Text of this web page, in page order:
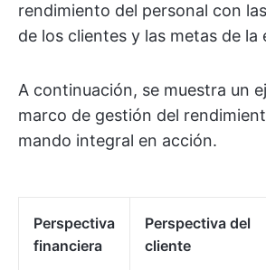
rendimiento del personal con
de los clientes y las metas de la
A continuación, se muestra un
marco de gestión del
mando integral en acción.
Perspectiva
financiera
Perspectiva del
cliente